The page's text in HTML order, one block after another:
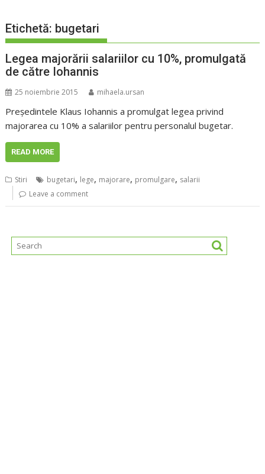
Etichetă: bugetari
Legea majorării salariilor cu 10%, promulgată
de către Iohannis
25 noiembrie 2015 mihaela.ursan
Preşedintele Klaus Iohannis a promulgat legea privind
majorarea cu 10% a salariilor pentru personalul bugetar.
READ MORE
Stiri bugetari, lege, majorare, promulgare, salarii
Leave a comment